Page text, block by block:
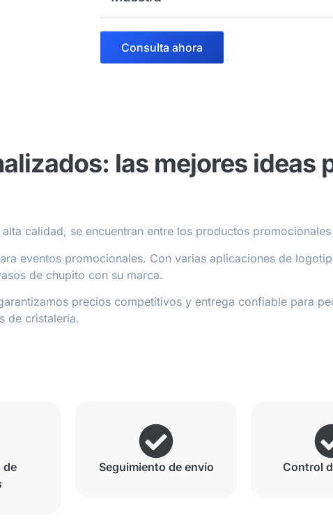
Consulta ahora
las mejores ideas
calidad, se encuentran entre los productos
eventos promocionales. Con varias aplicaciones de
de chupito con su marca.
precios competitivos y entrega confiable para
de cristalería.
de
Seguimiento de envío Control